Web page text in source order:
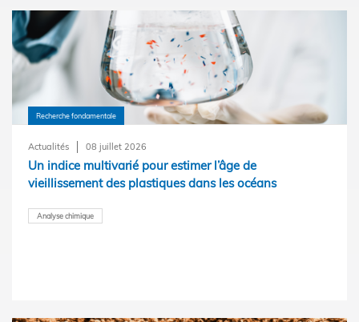
Recherche fondamentale
Actualités 08 juillet 2026
Un indice multivarié pour estimer l’âge de
vieillissement des plastiques dans les océans
Analyse chimique